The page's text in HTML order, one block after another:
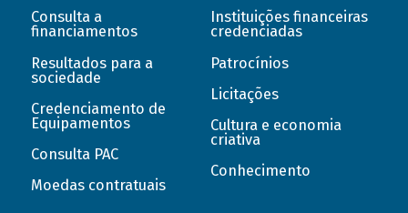
Consulta a
financiamentos
Resultados para a
sociedade
Credenciamento de
Equipamentos
Consulta PAC
Moedas contratuais
Instituições financeiras
credenciadas
Patrocínios
Licitações
Cultura e economia
criativa
Conhecimento